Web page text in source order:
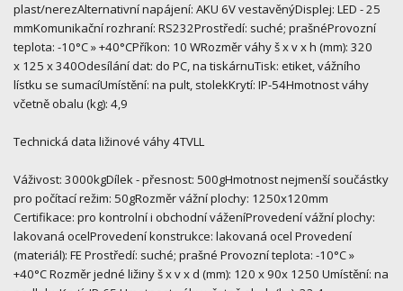
plast/nerezAlternativní napájení: AKU 6V vestavěnýDisplej: LED - 25
mmKomunikační rozhraní: RS232Prostředí: suché; prašnéProvozní
teplota: -10°C » +40°CPříkon: 10 WRozměr váhy š x v x h (mm): 320
x 125 x 340Odesílání dat: do PC, na tiskárnuTisk: etiket, vážního
lístku se sumacíUmístění: na pult, stolekKrytí: IP-54Hmotnost váhy
včetně obalu (kg): 4,9
Technická data ližinové váhy 4TVLL
Váživost: 3000kgDílek - přesnost: 500gHmotnost nejmenší součástky
pro počítací režim: 50gRozměr vážní plochy: 1250x120mm
Certifikace: pro kontrolní i obchodní váženíProvedení vážní plochy:
lakovaná ocelProvedení konstrukce: lakovaná ocel Provedení
(materiál): FE Prostředí: suché; prašné Provozní teplota: -10°C »
+40°C Rozměr jedné ližiny š x v x d (mm): 120 x 90x 1250 Umístění: na